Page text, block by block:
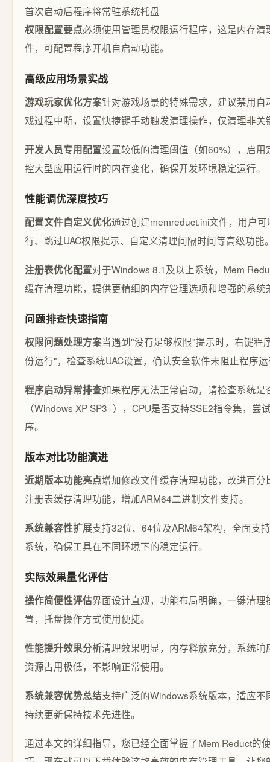
首次启动后程序将常驻系统托盘
权限配置要点必须使用管理员权限运行程序，这是内存清
件，可配置程序开机自启动功能。
高级应用场景实战
游戏玩家优化方案针对游戏场景的特殊需求，建议禁用自
戏过程中断，设置快捷键手动触发清理操作，仅清理非关
开发人员专用配置设置较低的清理阈值（如60%），启用
控大型应用运行时的内存变化，确保开发环境稳定运行。
性能调优深度技巧
配置文件自定义优化通过创建memreduct.ini文件，用户
行、跳过UAC权限提示、自定义清理间隔时间等高级功能
注册表优化配置对于Windows 8.1及以上系统，Mem
缓存清理功能，提供更精细的内存管理选项和增强的系统
问题排查快速指南
权限问题处理方案当遇到"没有足够权限"提示时，右键程
份运行"，检查系统UAC设置，确认安全软件未阻止程序
程序启动异常排查如果程序无法正常启动，请检查系统是
（Windows XP SP3+），CPU是否支持SSE2指令集，尝
序。
版本对比功能演进
近期版本功能亮点增加修改文件缓存清理功能，改进百分
注册表缓存清理功能，增加ARM64二进制文件支持。
系统兼容性扩展支持32位、64位及ARM64架构，全面支
系统，确保工具在不同环境下的稳定运行。
实际效果量化评估
操作简便性评估界面设计直观，功能布局明确，一键清理
置，托盘操作方式使用便捷。
性能提升效果分析清理效果明显，内存释放充分，系统响
资源占用极低，不影响正常使用。
系统兼容优势总结支持广泛的Windows系统版本，适应
持续更新保持技术先进性。
通过本文的详细指导，您已经全面掌握了Mem Reduct的